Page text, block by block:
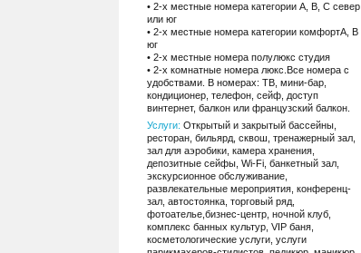
• 2-х местные номера категории А, В, С север
или юг
• 2-х местные номера категории комфортА, В
юг
• 2-х местные номера полулюкс студия
• 2-х комнатные номера люкс.Все номера с
удобствами. В номерах: ТВ, мини-бар,
кондиционер, телефон, сейф, доступ
винтернет, балкон или французский балкон.
Услуги: Открытый и закрытый бассейны,
ресторан, бильярд, сквош, тренажерный зал,
зал для аэробики, камера хранения,
депозитные сейфы, Wi-Fi, банкетный зал,
экскурсионное обслуживание,
развлекательные мероприятия, конференц-
зал, автостоянка, торговый ряд,
фотоателье,бизнес-центр, ночной клуб,
комплекс банных культур, VIP баня,
косметологические услуги, услуги